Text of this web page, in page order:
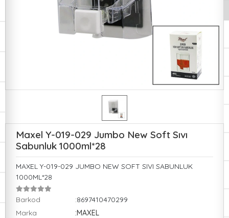
Maxel Y-019-029 Jumbo New Soft Sıvı
Sabunluk 1000ml*28
MAXEL Y-019-029 JUMBO NEW SOFT SIVI SABUNLUK
1000ML*28
Barkod
:8697410470299
Marka
:MAXEL